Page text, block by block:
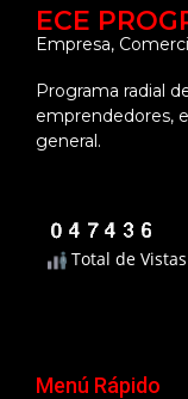
ECE
Empresa,
Programa radial
emprendedores,
general.
Total de
Menú Rápido